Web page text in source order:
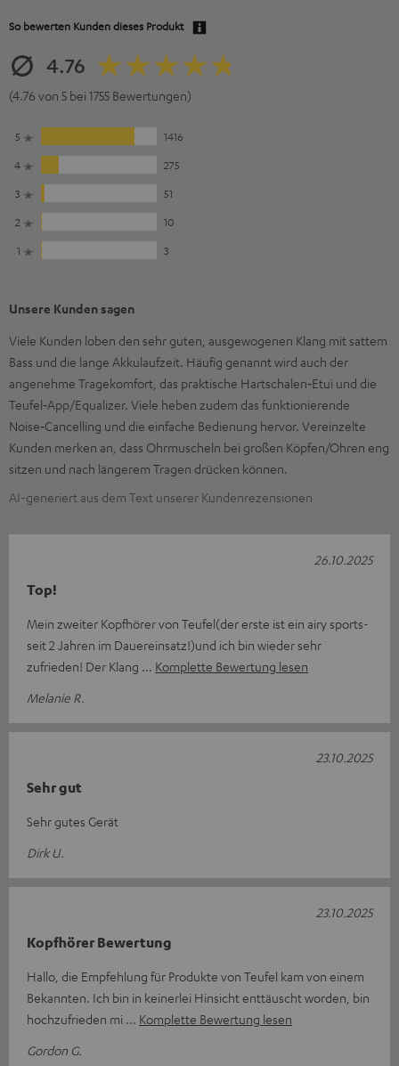
So bewerten Kunden dieses Produkt
4.76
(4.76 von 5 bei 1755 Bewertungen)
5
1416
4
275
3
51
2
10
1
3
Unsere Kunden sagen
Viele Kunden loben den sehr guten, ausgewogenen Klang mit sattem
Bass und die lange Akkulaufzeit. Häufig genannt wird auch der
angenehme Tragekomfort, das praktische Hartschalen‑Etui und die
Teufel‑App/Equalizer. Viele heben zudem das funktionierende
Noise‑Cancelling und die einfache Bedienung hervor. Vereinzelte
Kunden merken an, dass Ohrmuscheln bei großen Köpfen/Ohren eng
sitzen und nach längerem Tragen drücken können.
AI-generiert aus dem Text unserer Kundenrezensionen
Top!
Mein zweiter Kopfhörer von Teufel(der erste ist ein airy sports-
seit 2 Jahren im Dauereinsatz!)und ich bin wieder sehr
zufrieden! Der Klang
Komplette Bewertung lesen
Melanie R.
26.10.2025
Sehr gut
Sehr gutes Gerät
Dirk U.
23.10.2025
Kopfhörer Bewertung
Hallo, die Empfehlung für Produkte von Teufel kam von einem
Bekannten. Ich bin in keinerlei Hinsicht enttäuscht worden, bin
hochzufrieden mi
Komplette Bewertung lesen
Gordon G.
23.10.2025